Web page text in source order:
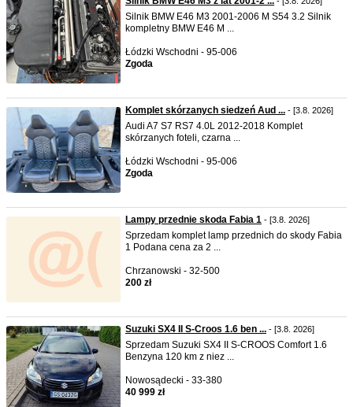
Silnik BMW E46 M3 2001-2006 M S54 3.2 Silnik
kompletny BMW E46 M ...
Łódzki Wschodni - 95-006
Zgoda
Komplet skórzanych siedzeń Aud ... - [3.8. 2026]
Audi A7 S7 RS7 4.0L 2012-2018 Komplet
skórzanych foteli, czarna ...
Łódzki Wschodni - 95-006
Zgoda
Lampy przednie skoda Fabia 1 - [3.8. 2026]
Sprzedam komplet lamp przednich do skody Fabia
1 Podana cena za 2 ...
Chrzanowski - 32-500
200 zł
Suzuki SX4 II S-Croos 1.6 ben ... - [3.8. 2026]
Sprzedam Suzuki SX4 II S-CROOS Comfort 1.6
Benzyna 120 km z niez ...
Nowosądecki - 33-380
40 999 zł